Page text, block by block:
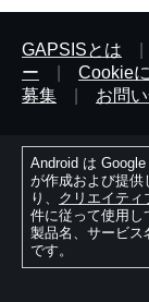
GAPSISとは
ー
Cookie
募集
お問
Android は
が作成および提供
り、 クリエイティ
件に従って使用し
製品名、サービス
です。